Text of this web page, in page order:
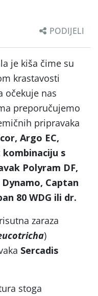
PODIJELI
je kiša čime su
krastavosti
očekuje nas
preporučujemo
pripravaka
Argo EC,
kombinaciju s
Polyram DF,
Dynamo, Captan
80 WDG ili dr.
zaraza
)
Sercadis
stoga